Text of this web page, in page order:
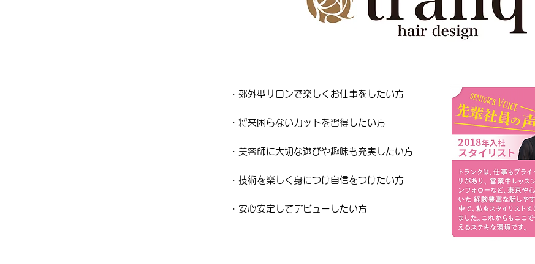
・郊外型サロンで楽しくお仕事をしたい方
​・将来困らないカットを習得したい方
・美容師に大切な遊びや趣味も充実したい方
・技術を楽しく身につけ自信をつけたい方
・安心安定してデビューしたい方